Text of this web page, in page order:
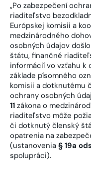
„Po zabezpečení
riaditeľstvo
Európskej komisii a
medzinárodného
osobných údajov
štátu, finančné
informácií vo vzťahu k
základe písomného
komisii a dotknutému
ochrany osobných
11 zákona o
riaditeľstvo môže
či dotknutý členský
opatrenia na
(ustanovenia § 19a
spolupráci).